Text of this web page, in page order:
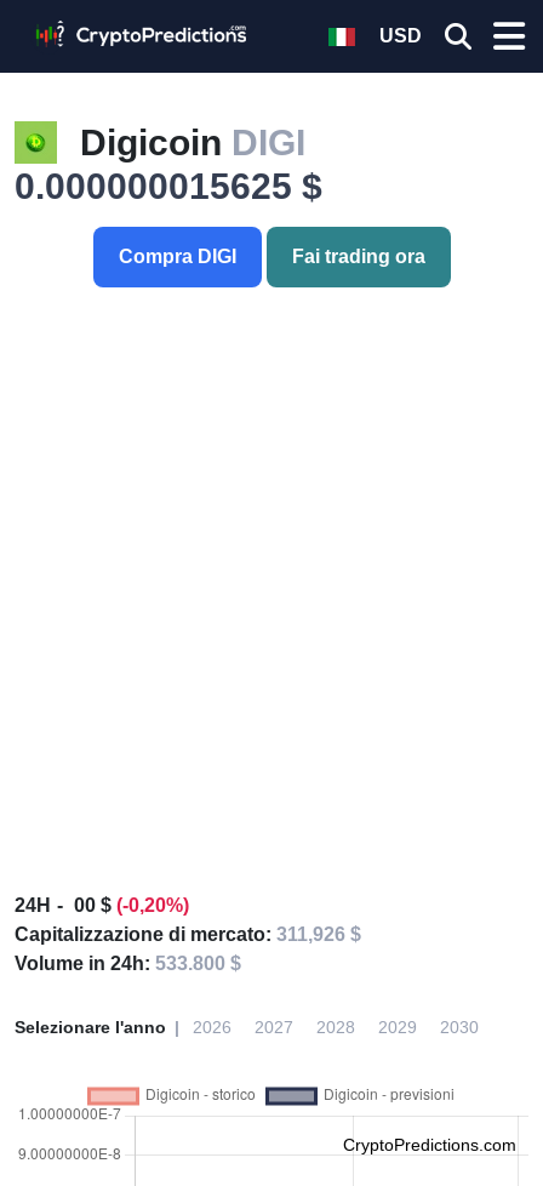
USD
Digicoin DIGI
0.000000015625 $
Compra DIGI Fai trading ora
24H 00 $ (-0,20%)
Capitalizzazione di mercato: 311,926 $
Volume in 24h: 533.800 $
Selezionare l'anno 2026 2027 2028 2029 2030
CryptoPredictions.com